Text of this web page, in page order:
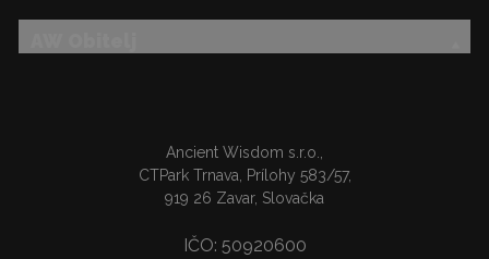
Ancient Wisdom s.r.o.,
CTPark Trnava, Prílohy 583/57,
919 26 Zavar, Slovačka
IČO: 50920600